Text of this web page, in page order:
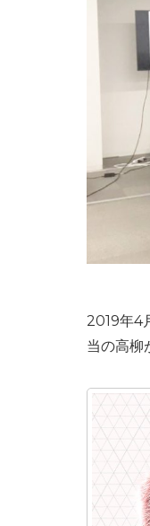
2019年4
当の高柳